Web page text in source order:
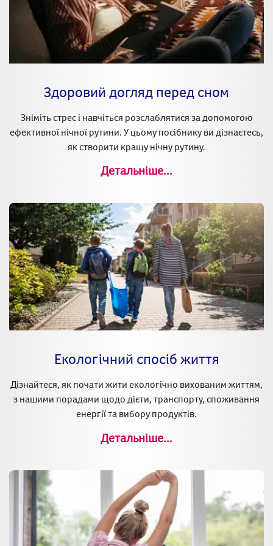
Здоровий догляд перед сном
Зніміть стрес і навчіться розслаблятися за допомогою
ефективної нічної рутини. У цьому посібнику ви дізнаєтесь,
як створити кращу нічну рутину.
Детальніше...
Екологічний спосіб життя
Дізнайтеся, як почати жити екологічно вихованим життям,
з нашими порадами щодо дієти, транспорту, споживання
енергії та вибору продуктів.
Детальніше...